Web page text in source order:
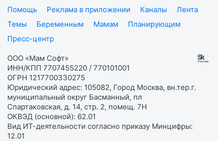
Помощь
Реклама в приложении Каналы
Лента
Темы
Беременным Мамам
Планирующим
Пресс-центр
ООО «Мам Софт»
ИНН/КПП 7707455220 / 770101001
ОГРН 1217700330275
Юридический адрес: 105082, Город Москва, вн.тер.г.
муниципальный округ Басманный, пл
Спартаковская, д. 14, стр. 2, помещ. 7Н
ОКВЭД (основной): 62.01
Вид ИТ-деятельности согласно приказу Минцифры:
12.01